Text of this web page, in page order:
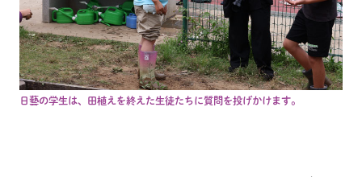
日藝の学生は、田植えを終えた生徒たちに質問を投げかけます。